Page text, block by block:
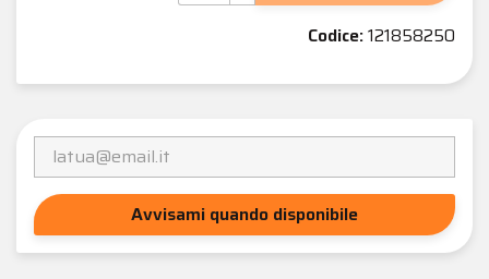
Codice:121858250
Avvisami quando disponibile